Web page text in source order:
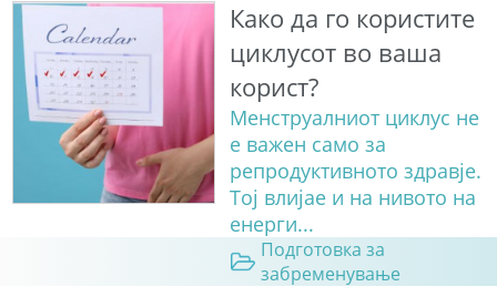
Како да го користите
циклусот во ваша
корист?
Менструалниот циклус не
е важен само за
репродуктивното здравје.
Тој влијае и на нивото на
енерги...
Подготовка за
забременување